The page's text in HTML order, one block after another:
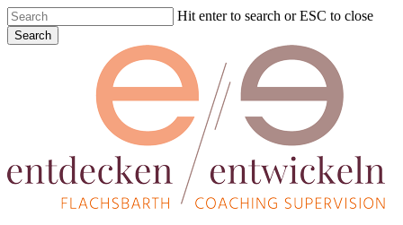
Skip
to
main
Hit enter to search or ESC to close
Search